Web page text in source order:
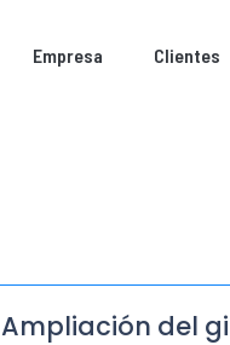
Empresa Clientes
Ampliación del